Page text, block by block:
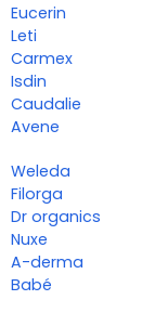
Eucerin
Leti
Carmex
Isdin
Caudalie
Avene
Weleda
Filorga
Dr organics
Nuxe
A-derma
Babé